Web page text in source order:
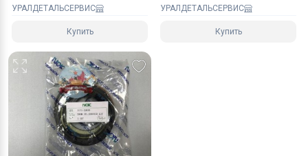
УРАЛДЕТАЛЬСЕРВИС
Купить
УРАЛДЕТАЛЬСЕРВИС
Купить